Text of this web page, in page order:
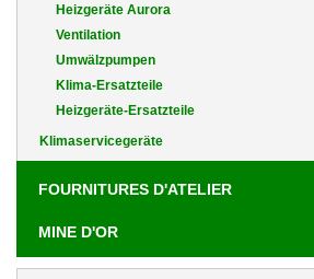
Heizgeräte Aurora
Ventilation
Umwälzpumpen
Klima-Ersatzteile
Heizgeräte-Ersatzteile
Klimaservicegeräte
FOURNITURES D'ATELIER
MINE D'OR